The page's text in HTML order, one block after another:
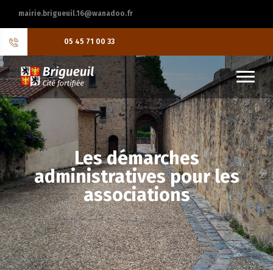
mairie.brigueuil.16@wanadoo.fr
05 45 71 00 33
Les démarches
administratives pour les
associations